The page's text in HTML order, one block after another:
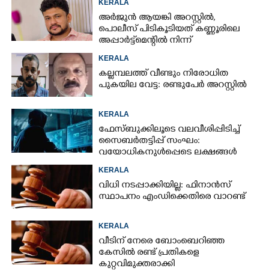
KERALA
അർജുൻ ആയങ്കി അറസ്റ്റിൽ,
പൊലീസ് പിടികൂടിയത് കണ്ണൂരിലെ
അപ്പാർട്ട്‌മെന്റിൽ നിന്ന്
KERALA
കല്ലമ്പലത്ത് വീണ്ടും നിരോധിത
പുകയില വേട്ട: രണ്ടുപേർ അറസ്റ്റിൽ
KERALA
ഫേസ്ബുക്കിലൂടെ വലവീശിപ്പിടിച്ച്
സൈബർതട്ടിപ്പ് സംഘം:
വയോധികനുൾപ്പെടെ ലക്ഷങ്ങൾ
KERALA
വിധി നടപ്പാക്കിയില്ല: ഫിനാൻസ്
സ്ഥാപനം എംഡിക്കെതിരെ വാറണ്ട്
KERALA
വീടിന് നേരെ ബോംബെറിഞ്ഞ
കേസിൽ രണ്ട് പ്രതികളെ
കുറ്റവിമുക്തരാക്കി